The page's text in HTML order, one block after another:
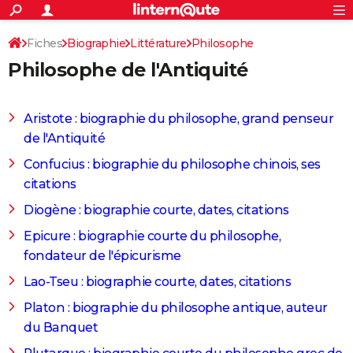
ACTUALITÉS
Politique
Société
Faits Divers
Education
Monde
Villes
+
SPORT
Coupe du monde 2026
Football
Tennis
Cyclisme
Rugby
Forum
Programme TV
TNTStreaming
Cinéma
Sorties cinéma
Musique
FINANCE
Retraite
Impôts
Epargne
Immobilier
Risques naturels par ville
Banque
Assurance
Crédit
AUTO
HIGH-TECH
Mobiles
Meilleur smartphone
Internet
Ordinateurs
Jeux vidéo
Guide high-tech
+BRICOLAGE
Forum
Aménagement intérieur
Extérieur
Cuisine
Salle de bains
Jardinage
Rangement
+ WEEK-END
LIFESTYLE
Art de vivre
Bien-être
Loisirs
Mode
Modes de vie
+SANTE
Alimentation
Guide de la santé
S'inscrire
Connexion
Fiches Biographie Littérature Philosophe
Philosophe de l'Antiquité
Philosophe de l'Antiquité
Aristote : biographie du philosophe, grand penseur
de l'Antiquité
Confucius : biographie du philosophe chinois, ses
citations
Diogène : biographie courte, dates, citations
Epicure : biographie courte du philosophe,
fondateur de l'épicurisme
Lao-Tseu : biographie courte, dates, citations
Platon : biographie du philosophe antique, auteur
du Banquet